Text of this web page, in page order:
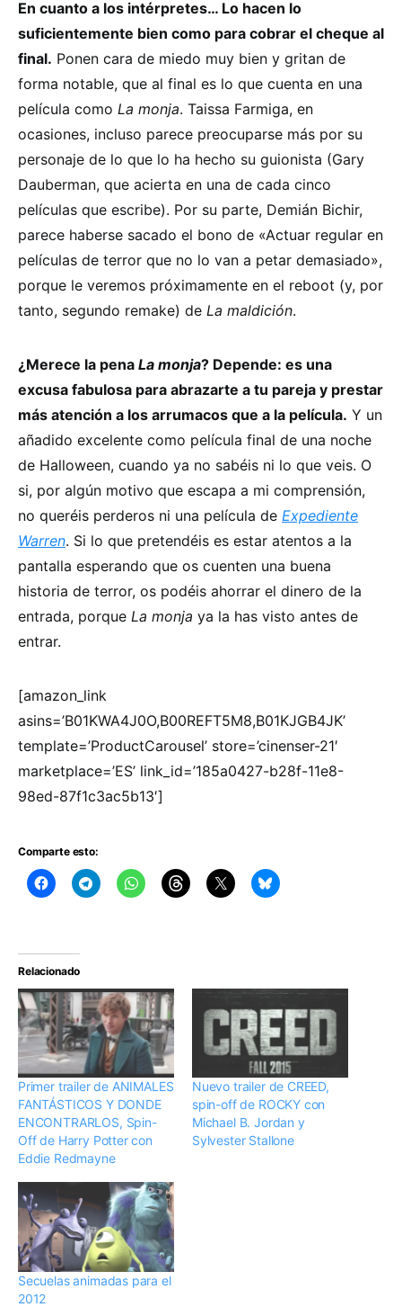
En cuanto a los intérpretes… Lo hacen lo
suficientemente bien como para cobrar el cheque al
final. Ponen cara de miedo muy bien y gritan de
forma notable, que al final es lo que cuenta en una
película como La monja. Taissa Farmiga, en
ocasiones, incluso parece preocuparse más por su
personaje de lo que lo ha hecho su guionista (Gary
Dauberman, que acierta en una de cada cinco
películas que escribe). Por su parte, Demián Bichir,
parece haberse sacado el bono de «Actuar regular en
películas de terror que no lo van a petar demasiado»,
porque le veremos próximamente en el reboot (y, por
tanto, segundo remake) de La maldición.
¿Merece la pena La monja? Depende: es una
excusa fabulosa para abrazarte a tu pareja y prestar
más atención a los arrumacos que a la película. Y un
añadido excelente como película final de una noche
de Halloween, cuando ya no sabéis ni lo que veis. O
si, por algún motivo que escapa a mi comprensión,
no queréis perderos ni una película de Expediente
Warren. Si lo que pretendéis es estar atentos a la
pantalla esperando que os cuenten una buena
historia de terror, os podéis ahorrar el dinero de la
entrada, porque La monja ya la has visto antes de
entrar.
[amazon_link
asins=’B01KWA4J0O,B00REFT5M8,B01KJGB4JK’
template=’ProductCarousel’ store=’cinenser-21′
marketplace=’ES’ link_id=’185a0427-b28f-11e8-
98ed-87f1c3ac5b13′]
Comparte esto:
Relacionado
Primer trailer de ANIMALES
FANTÁSTICOS Y DONDE
ENCONTRARLOS, Spin-
Off de Harry Potter con
Eddie Redmayne
Nuevo trailer de CREED,
spin-off de ROCKY con
Michael B. Jordan y
Sylvester Stallone
Secuelas animadas para el
2012